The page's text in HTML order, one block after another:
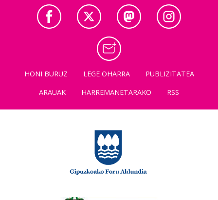
HONI BURUZ LEGE OHARRA
PUBLIZITATEA
ARAUAK
HARREMANETARAKO RSS